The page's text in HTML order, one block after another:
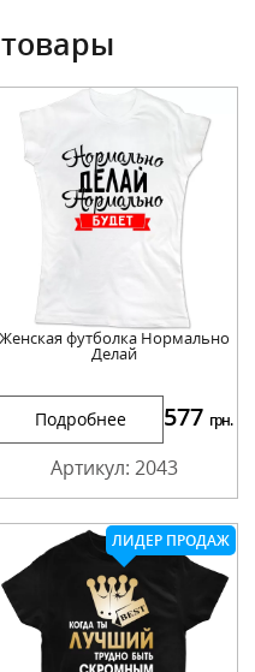
Женская футболка Нормально
Делай
Подробнее 577 грн.
Артикул: 2043
ЛИДЕР ПРОДАЖ